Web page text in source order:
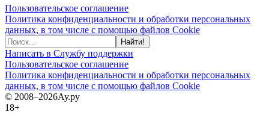
Пользовательское соглашение
Политика конфиденциальности и обработки персональных
данных, в том числе с помощью файлов Cookie
Найти!
Написать в Службу поддержки
Пользовательское соглашение
Политика конфиденциальности и обработки персональных
данных, в том числе с помощью файлов Cookie
© 2008–2026Ау.ру
18+